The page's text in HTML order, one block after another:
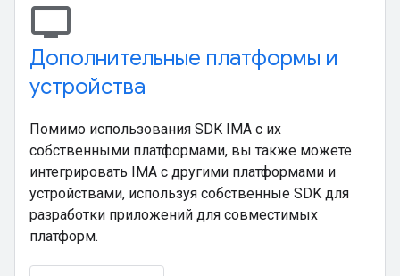
tv
Дополнительные платформы и
устройства
Помимо использования SDK IMA с их
собственными платформами, вы также можете
интегрировать IMA с другими платформами и
устройствами, используя собственные SDK для
разработки приложений для совместимых
платформ.